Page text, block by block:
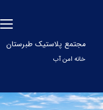
مجتمع پلاستیک طبرستان
خانه امن آب